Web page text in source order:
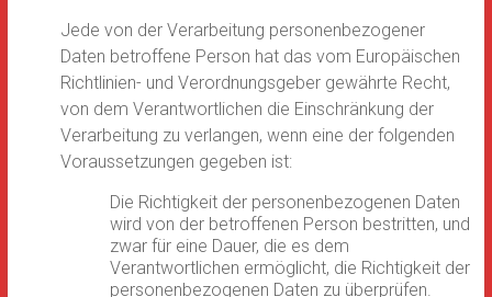
Jede von der Verarbeitung personenbezogener
Daten betroffene Person hat das vom Europäischen
Richtlinien- und Verordnungsgeber gewährte Recht,
von dem Verantwortlichen die Einschränkung der
Verarbeitung zu verlangen, wenn eine der folgenden
Voraussetzungen gegeben ist:
Die Richtigkeit der personenbezogenen Daten
wird von der betroffenen Person bestritten, und
zwar für eine Dauer, die es dem
Verantwortlichen ermöglicht, die Richtigkeit der
personenbezogenen Daten zu überprüfen.